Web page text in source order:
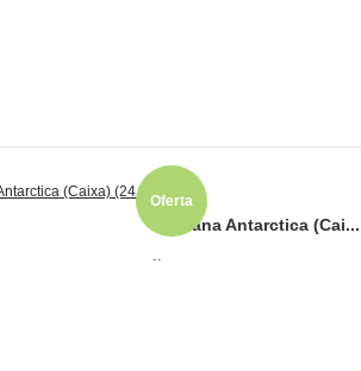
Oferta
Guarana Antarctica (Cai...
..